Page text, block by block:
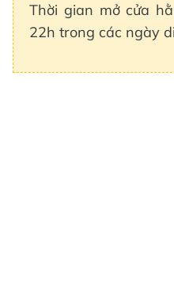
Thời gian mở cửa
22h trong các ngày